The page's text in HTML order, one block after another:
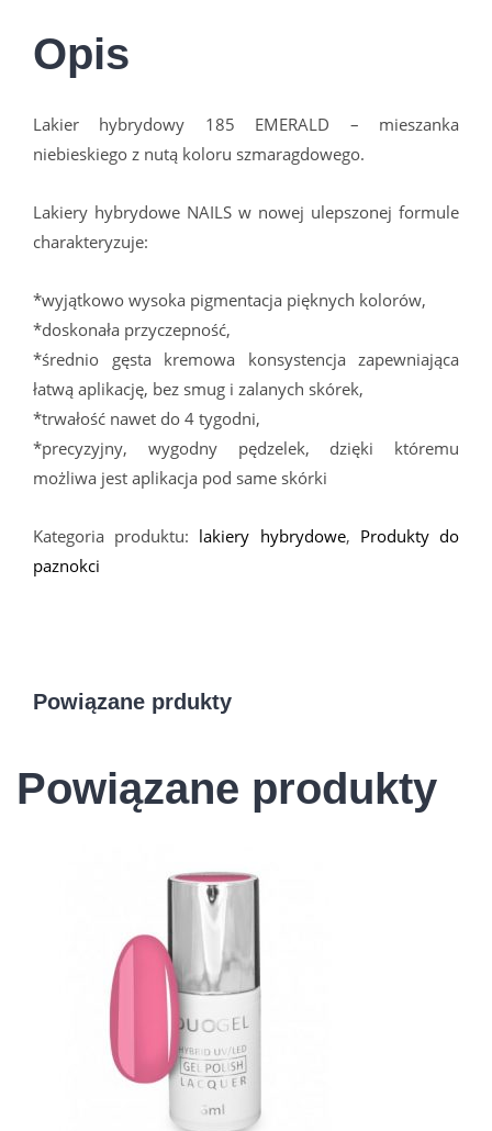
Opis
Lakier hybrydowy 185 EMERALD – mieszanka
niebieskiego z nutą koloru szmaragdowego.
Lakiery hybrydowe NAILS w nowej ulepszonej formule
charakteryzuje:
*wyjątkowo wysoka pigmentacja pięknych kolorów,
*doskonała przyczepność,
*średnio gęsta kremowa konsystencja zapewniająca
łatwą aplikację, bez smug i zalanych skórek,
*trwałość nawet do 4 tygodni,
*precyzyjny, wygodny pędzelek, dzięki któremu
możliwa jest aplikacja pod same skórki
Kategoria produktu: lakiery hybrydowe, Produkty do
paznokci
Powiązane prdukty
Powiązane produkty